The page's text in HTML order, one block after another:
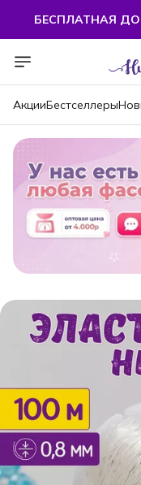
БЕСПЛАТНАЯ
БЕСПЛАТНАЯ
АкцииБестселлеры